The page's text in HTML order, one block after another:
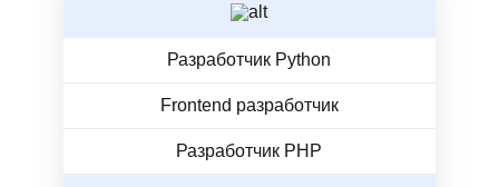
Разработчик Python
Frontend разработчик
Разработчик PHP